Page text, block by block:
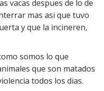
vacas despues de lo de
mas asi que tuvo
y que la incineren,
somos lo que
que son matados
todos los dias.